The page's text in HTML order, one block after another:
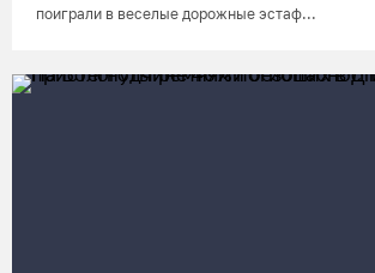
поиграли в веселые дорожные эстаф...